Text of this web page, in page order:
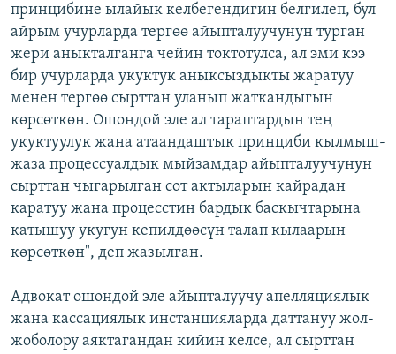
принцибине ылайык келбегендигин белгилеп, бул
айрым учурларда тергөө айыпталуучунун турган
жери аныкталганга чейин токтотулса, ал эми кээ
бир учурларда укуктук аныксыздыкты жаратуу
менен тергөө сырттан уланып жаткандыгын
көрсөткөн. Ошондой эле ал тараптардын тең
укуктуулук жана атаандаштык принциби кылмыш-
жаза процессуалдык мыйзамдар айыпталуучунун
сырттан чыгарылган сот актыларын кайрадан
каратуу жана процесстин бардык баскычтарына
катышуу укугун кепилдөөсүн талап кылаарын
көрсөткөн", деп жазылган.
Адвокат ошондой эле айыпталуучу апелляциялык
жана кассациялык инстанцияларда даттануу жол-
жоболору аяктагандан кийин келсе, ал сырттан